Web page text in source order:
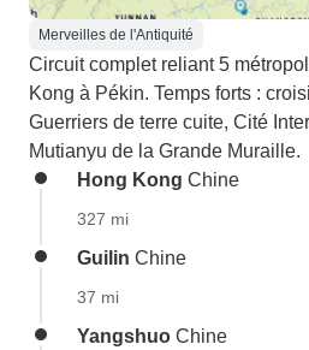
Merveilles de l'Antiquité
Circuit complet reliant 5
Kong à Pékin. Temps forts :
Guerriers de terre cuite, Cité
Mutianyu de la Grande Muraille.
Hong Kong Chine
327 mi
Guilin Chine
37 mi
Yangshuo Chine